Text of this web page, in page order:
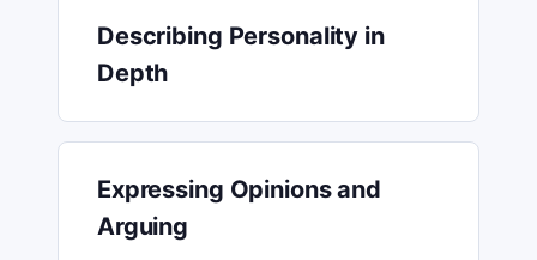
Describing Personality in
Depth
Expressing Opinions and
Arguing